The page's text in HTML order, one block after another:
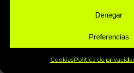
Denegar
Preferencias
CookiesPolítica de